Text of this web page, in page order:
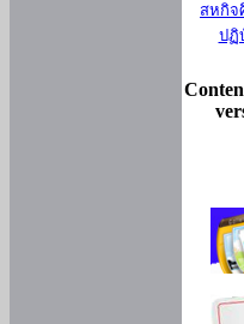
สหกิจ
ปฏิ